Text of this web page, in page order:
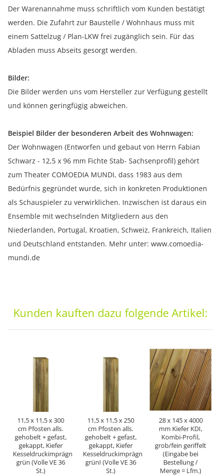
Der Warenannahme muss schriftlich vom Kunden bestätigt
werden. Die Zufahrt zur Baustelle / Wohnhaus muss mit
einem Sattelzug / Plan-LKW frei zugänglich sein. Für das
Abladen muss Abseits gesorgt werden.
Bilder:
Die Bilder werden uns vom Hersteller zur Verfügung gestellt
und können geringfügig abweichen.
Beispiel Bilder der besonderen Arbeit des Wohnwagen:
Der Wohnwagen (Entworfen und gebaut von Herrn Fabian
Schwarz - 12,5 x 96 mm Fichte Stab- Sachsenprofil) gehört
zum Theater COMOEDIA MUNDI, dass 1983 aus dem
Bedürfnis gegründet wurde, sich in konkreten Produktionen
als Schauspieler zu verwirklichen. Inzwischen ist daraus ein
Ensemble mit wechselnden Mitgliedern aus den
Niederlanden, Portugal, Kroatien, Schweiz, Frankreich, Italien
und Deutschland entstanden. Mehr unter: www.comoedia-
mundi.de
Kunden kauften dazu folgende Artikel:
11,5 x 11,5 x 300
cm Pfosten alls.
gehobelt + gefast,
gekappt, Kiefer
Kesseldruckimprägniert
grün (Volle VE 36
St.)
11,5 x 11,5 x 250
cm Pfosten alls.
gehobelt + gefast,
gekappt, Kiefer
Kesseldruckimprägniert
grünI (Volle VE 36
St.)
28 x 145 x 4000
mm Kiefer KDI,
Kombi-Profil,
grob/fein geriffelt
(Eingabe bei
Bestellung /
Menge = Lfm.)